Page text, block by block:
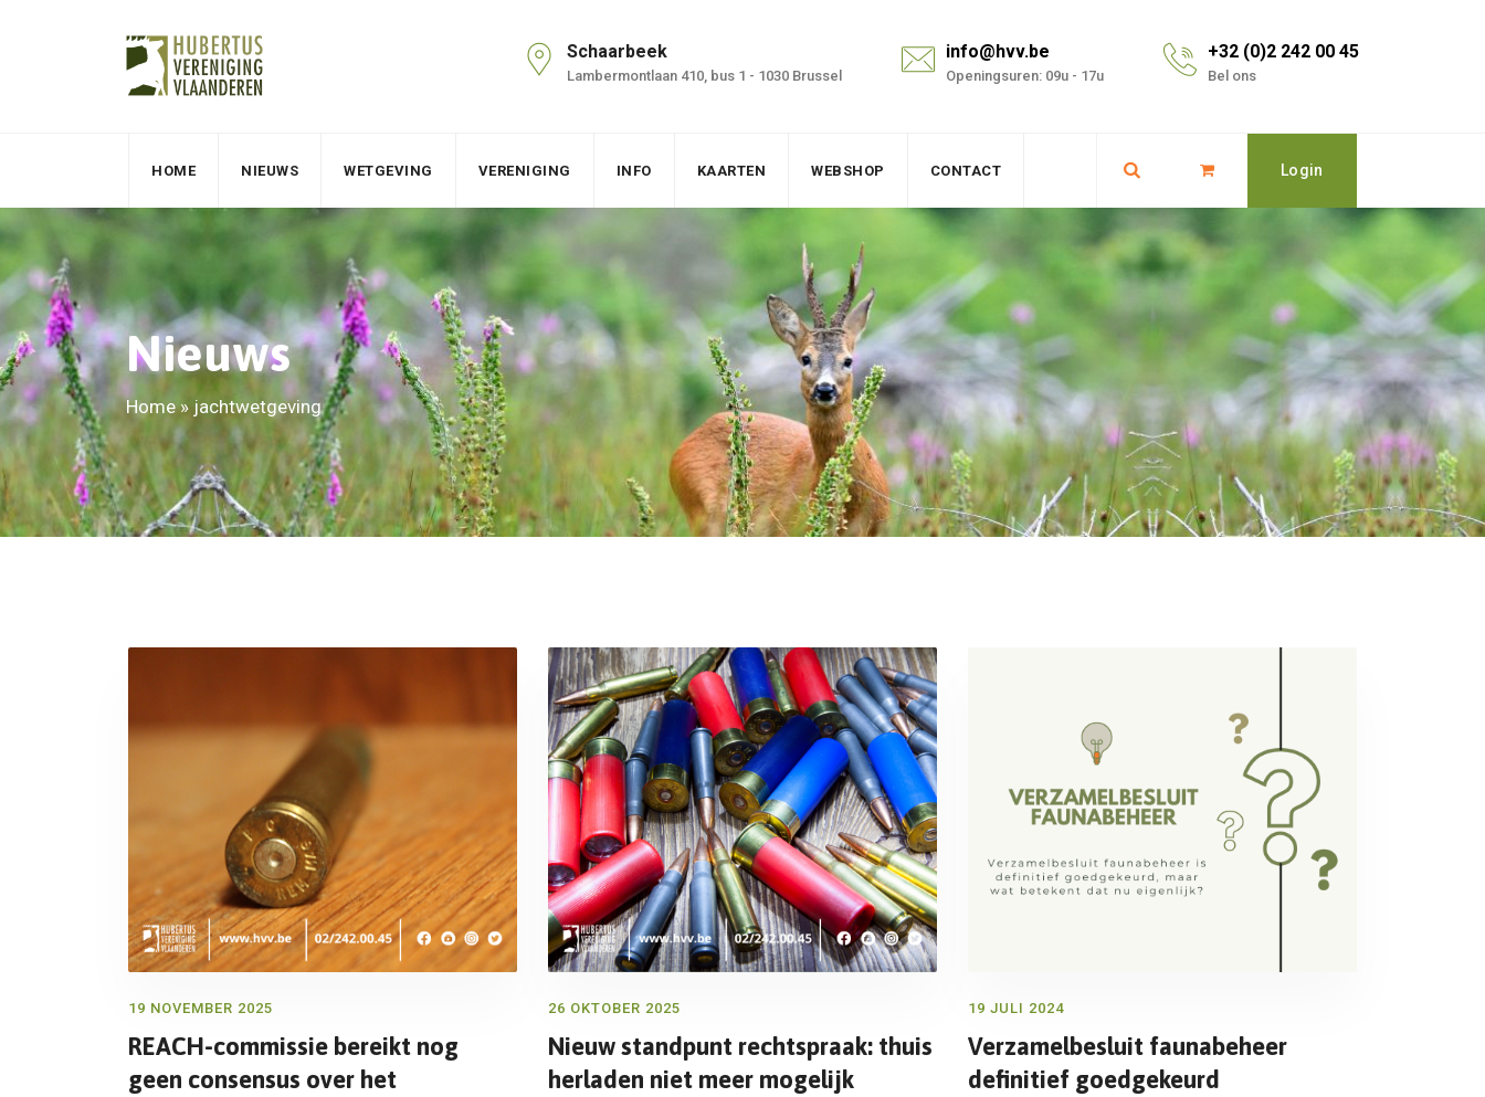
Schaarbeek
Lambermontlaan 410, bus 1 - 1030 Brussel
info@hvv.be
Openingsuren: 09u - 17u
+32 (0)2 242 00 45
Bel ons
HOME NIEUWS WETGEVING VERENIGING INFO KAARTEN WEBSHOP CONTACT Login
Nieuws
Home» jachtwetgeving
19 NOVEMBER 2025
REACH-commissie bereikt nog
geen consensus over het
26 OKTOBER 2025
Nieuw standpunt rechtspraak: thuis
herladen niet meer mogelijk
19 JULI 2024
Verzamelbesluit faunabeheer
definitief goedgekeurd